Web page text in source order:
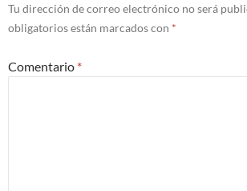
Tu dirección de correo electrónico no será
obligatorios están marcados con *
Comentario *